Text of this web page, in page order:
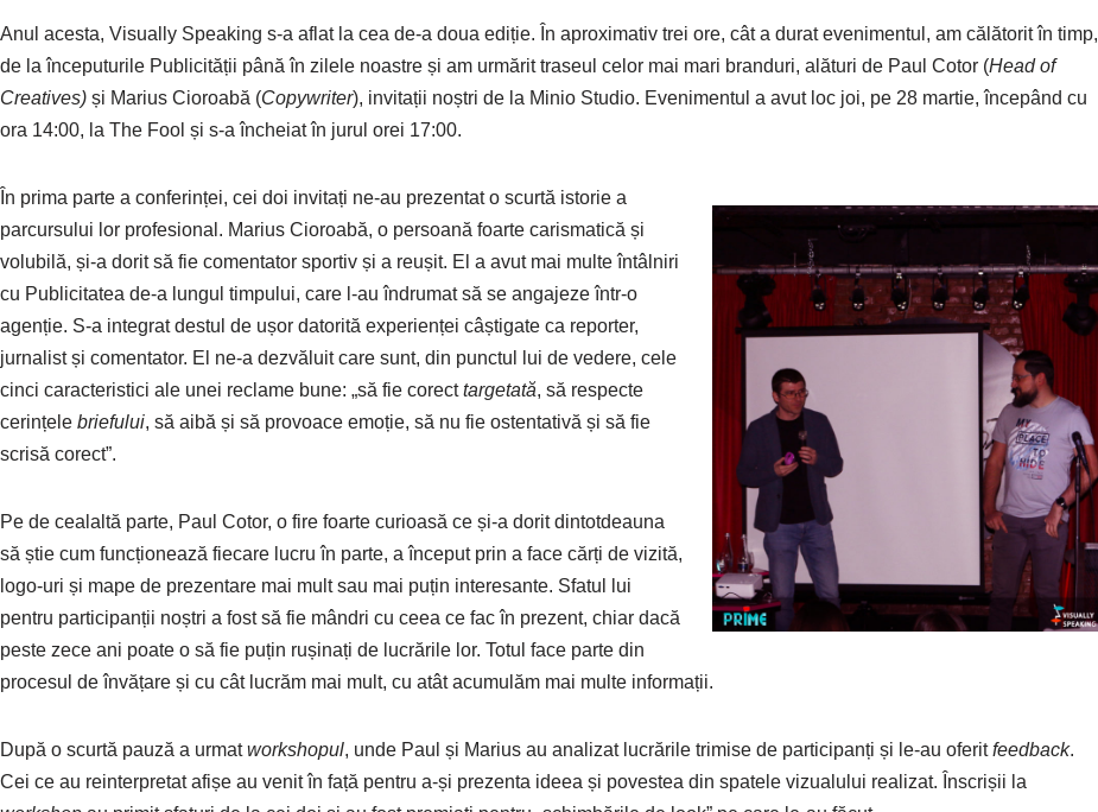
Anul acesta, Visually Speaking s-a aflat la cea de-a doua ediție. În aproximativ trei ore, cât a durat evenimentul, am călătorit în timp,
de la începuturile Publicității până în zilele noastre și am urmărit traseul celor mai mari branduri, alături de Paul Cotor (Head of
Creatives) și Marius Cioroabă (Copywriter), invitații noștri de la Minio Studio. Evenimentul a avut loc joi, pe 28 martie, începând cu
ora 14:00, la The Fool și s-a încheiat în jurul orei 17:00.
În prima parte a conferinței, cei doi invitați ne-au prezentat o scurtă istorie a
parcursului lor profesional. Marius Cioroabă, o persoană foarte carismatică și
volubilă, și-a dorit să fie comentator sportiv și a reușit. El a avut mai multe întâlniri
cu Publicitatea de-a lungul timpului, care l-au îndrumat să se angajeze într-o
agenție. S-a integrat destul de ușor datorită experienței câștigate ca reporter,
jurnalist și comentator. El ne-a dezvăluit care sunt, din punctul lui de vedere, cele
cinci caracteristici ale unei reclame bune: „să fie corecttargetată, să respecte
cerințele briefului, să aibă și să provoace emoție, să nu fie ostentativă și să fie
scrisă corect”.
Pe de cealaltă parte, Paul Cotor, o fire foarte curioasă ce și-a dorit dintotdeauna
să știe cum funcționează fiecare lucru în parte, a început prin a face cărți de vizită,
logo-uri și mape de prezentare mai mult sau mai puțin interesante. Sfatul lui
pentru participanții noștri a fost să fie mândri cu ceea ce fac în prezent, chiar dacă
peste zece ani poate o să fie puțin rușinați de lucrările lor. Totul face parte din
procesul de învățare și cu cât lucrăm mai mult, cu atât acumulăm mai multe informații.
După o scurtă pauză a urmatworkshopul, unde Paul și Marius au analizat lucrările trimise de participanți și le-au oferitfeedback.
Cei ce au reinterpretat afișe au venit în față pentru a-și prezenta ideea și povestea din spatele vizualului realizat. Înscrișii la